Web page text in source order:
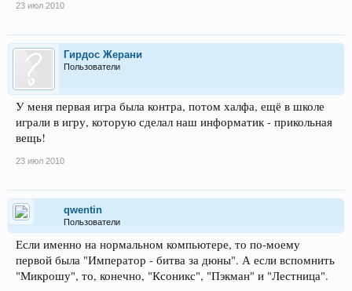
23 июл 2010
Гирдос Жерани
Пользователи
У меня первая игра была контра, потом халфа, ещё в школе
играли в игру, которую сделал наш информатик - прикольная
вещь!
23 июл 2010
qwentin
Пользователи
Если именно на нормальном компьютере, то по-моему
первой была "Император - битва за дюны". А если вспомнить
"Микрошу", то, конечно, "Ксоникс", "Пэкман" и "Лестница".